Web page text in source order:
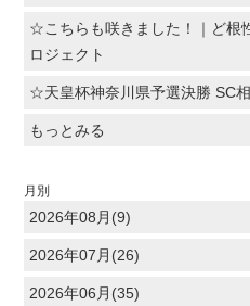
☆こちらも咲きました！｜ど根
ロジェクト
☆天皇杯神奈川県予選決勝 SC
もっとみる
月別
2026年08月(9)
2026年07月(26)
2026年06月(35)